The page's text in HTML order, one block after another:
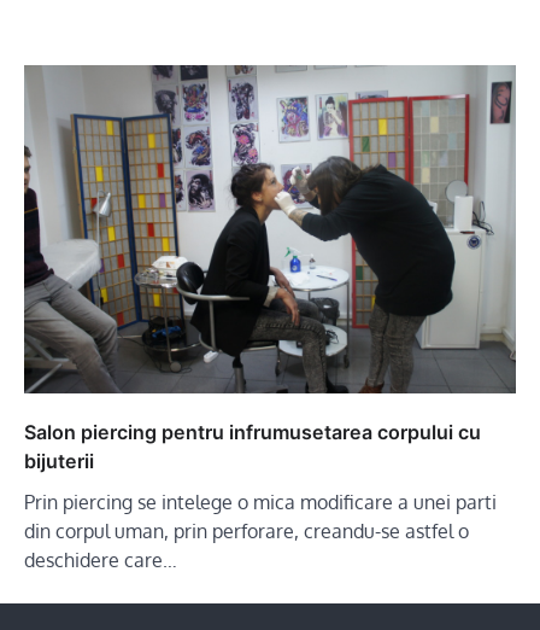
Salon piercing pentru infrumusetarea corpului cu
bijuterii
Prin piercing se intelege o mica modificare a unei parti
din corpul uman, prin perforare, creandu-se astfel o
deschidere care…